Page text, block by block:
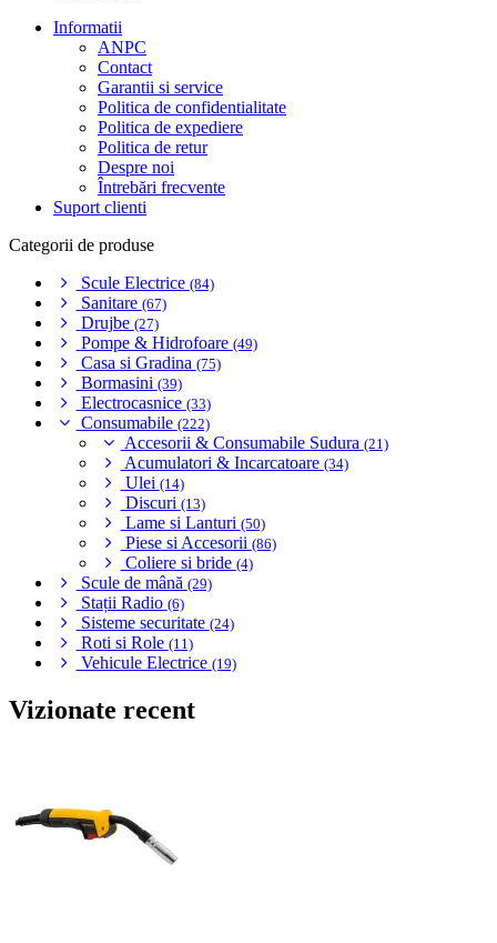
Informatii
ANPC
Contact
Garantii si service
Politica de confidentialitate
Politica de expediere
Politica de retur
Despre noi
Întrebări frecvente
Suport clienti
Categorii de produse
Scule Electrice (84)
Sanitare (67)
Drujbe (27)
Pompe & Hidrofoare (49)
Casa si Gradina (75)
Bormasini (39)
Electrocasnice (33)
Consumabile (222)
Accesorii & Consumabile Sudura (21)
Acumulatori & Incarcatoare (34)
Ulei (14)
Discuri (13)
Lame si Lanturi (50)
Piese si Accesorii (86)
Coliere si bride (4)
Scule de mână (29)
Stații Radio (6)
Sisteme securitate (24)
Roti si Role (11)
Vehicule Electrice (19)
Vizionate recent